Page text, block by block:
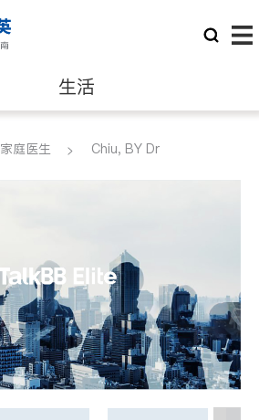
生活
律师
会计师
家庭医生 Chiu, BY Dr